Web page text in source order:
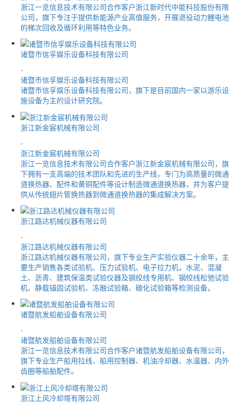
浙江一览信息技术有限公司合作客户浙江新时代中能科技股份有限
公司，旗下专注于提供新能源产业高值服务，开展退役动力鲤电池
的梯次回收及循环利用等特色业务。
诸暨市信孚娱乐设备科技有限公司
-
诸暨市信孚娱乐设备科技有限公司
诸暨市信孚娱乐设备科技有限公司，旗下是目前国内一家以游乐设
施设备为主的设计研究院。
浙江新金宸机械有限公司
-
浙江新金宸机械有限公司
浙江一览信息技术有限公司合作客户浙江新金宸机械有限公司，旗
下拥有一支高端的技术团队和先进的生产线，专门为高质量的微通
道换热器、配件和黄铜配件等设计制造微通道换热器，并为客户提
供从传统翅片管换热器到微通道换热器的集成解决方案。
浙江路达机械仪器有限公司
-
浙江路达机械仪器有限公司
浙江路达机械仪器有限公司，旗下专业生产实验仪器二十余年，主
要生产销售各类试验机、压力试验机、电子拉力机，水泥、混凝
土、沥青、建筑保温类试验仪器及钢绞线专用机、钢绞线松弛试验
机、静载锚固试验机、冻融试验箱、碳化试验箱等检测设备。
诸暨航发船舶设备有限公司
-
诸暨航发船舶设备有限公司
浙江一览信息技术有限公司合作客户诸暨航发船舶设备有限公司，
旗下专业生产船用拉线、船用控制器、机油冷却器、水温器、内外
齿圈等船舶配件。
浙江上风冷却塔有限公司